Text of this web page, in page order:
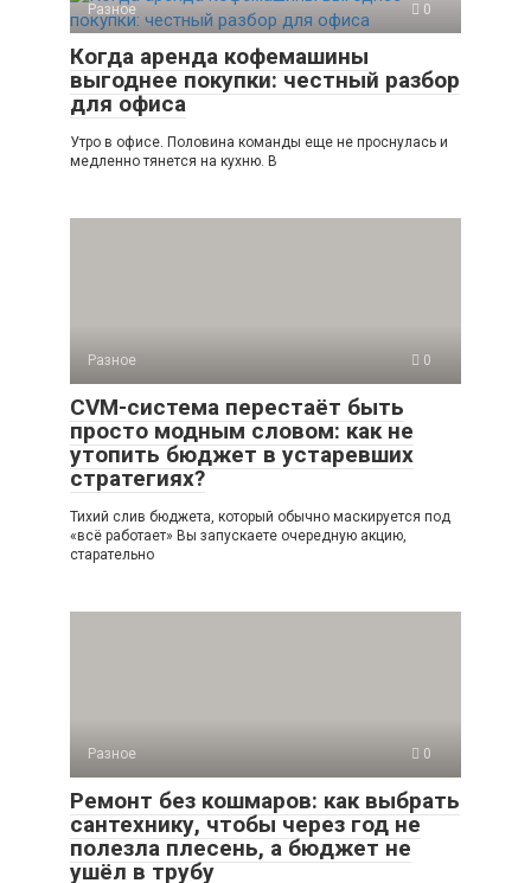
Разное 0
Когда аренда кофемашины
выгоднее покупки: честный разбор
для офиса
Утро в офисе. Половина команды еще не проснулась и
медленно тянется на кухню. В
Разное 0
CVM-система перестаёт быть
просто модным словом: как не
утопить бюджет в устаревших
стратегиях?
Тихий слив бюджета, который обычно маскируется под
«всё работает» Вы запускаете очередную акцию,
старательно
Разное 0
Ремонт без кошмаров: как выбрать
сантехнику, чтобы через год не
полезла плесень, а бюджет не
ушёл в трубу